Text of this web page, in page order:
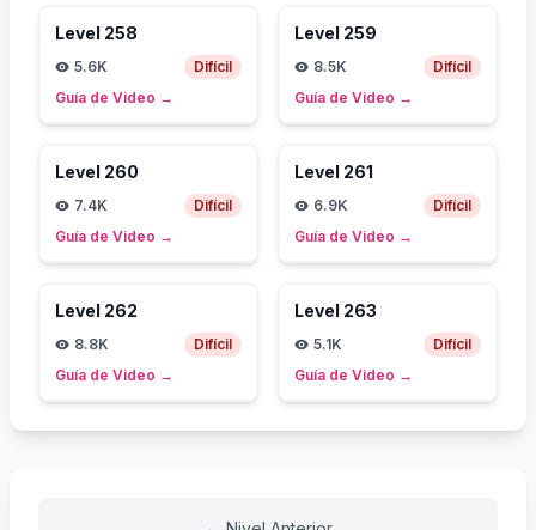
Level 258
5.6K
Difícil
Guía de Video →
Level 259
8.5K
Difícil
Guía de Video →
Level 260
7.4K
Difícil
Guía de Video →
Level 261
6.9K
Difícil
Guía de Video →
Level 262
8.8K
Difícil
Guía de Video →
Level 263
5.1K
Difícil
Guía de Video →